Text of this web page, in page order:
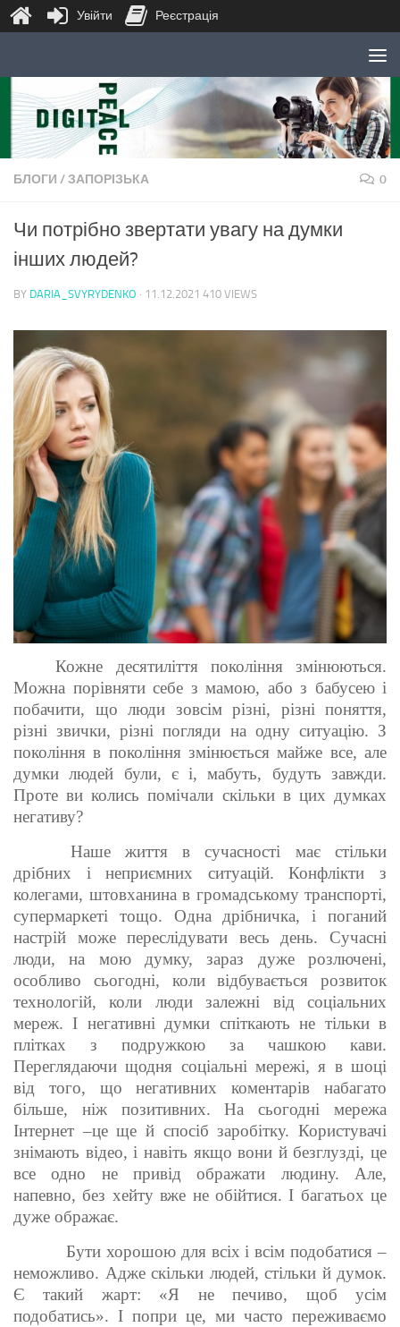
Skip to content
БЛОГИ /ЗАПОРІЗЬКА 0
Чи потрібно звертати увагу на думки
інших людей?
BY DARIA_SVYRYDENKO · 11.12.2021 410 VIEWS
Кожне десятиліття покоління змінюються.
Можна порівняти себе з мамою, або з бабусею і
побачити, що люди зовсім різні, різні поняття,
різні звички, різні погляди на одну ситуацію. З
покоління в покоління змінюється майже все, але
думки людей були, є і, мабуть, будуть завжди.
Проте ви колись помічали скільки в цих думках
негативу?
Наше життя в сучасності має стільки
дрібних і неприємних ситуацій. Конфлікти з
колегами, штовханина в громадському транспорті,
супермаркеті тощо. Одна дрібничка, і поганий
настрій може переслідувати весь день. Сучасні
люди, на мою думку, зараз дуже розлючені,
особливо сьогодні, коли відбувається розвиток
технологій, коли люди залежні від соціальних
мереж. І негативні думки спіткають не тільки в
плітках з подружкою за чашкою кави.
Переглядаючи щодня соціальні мережі, я в шоці
від того, що негативних коментарів набагато
більше, ніж позитивних. На сьогодні мережа
Інтернет –це ще й спосіб заробітку. Користувачі
знімають відео, і навіть якщо вони й безглузді, це
все одно не привід ображати людину. Але,
напевно, без хейту вже не обійтися. І багатьох це
дуже ображає.
Бути хорошою для всіх і всім подобатися –
неможливо. Адже скільки людей, стільки й думок.
Є такий жарт: «Я не печиво, щоб усім
подобатись». І попри це, ми часто переживаємо
Увійти Реєстрація